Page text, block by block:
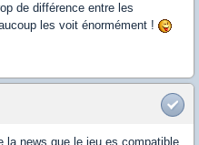
de différence entre les
les voit énormément !
la news que le jeu es compatible